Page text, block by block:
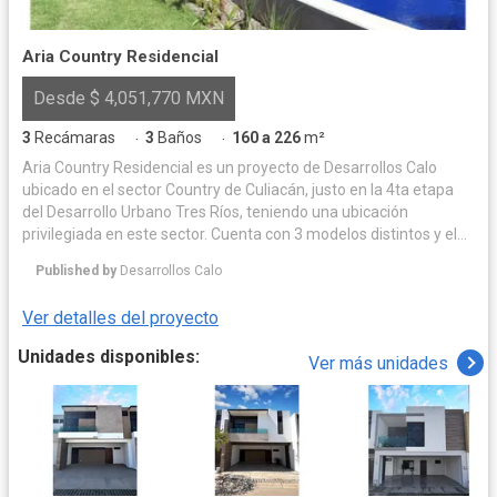
Aria Country Residencial
Desde $ 4,051,770 MXN
3 Recámaras · 3 Baños · 160 a 226m²
Aria Country Residencial es un proyecto de Desarrollos Calo
ubicado en el sector Country de Culiacán, justo en la 4ta etapa
del Desarrollo Urbano Tres Ríos, teniendo una ubicación
privilegiada en este sector. Cuenta con 3 modelos distintos y el
acabados de alta gama, Aria Country se ha convertido en el
emprendedores.
Published by Desarrollos Calo
Ver detalles del proyecto
Unidades disponibles:
Ver más unidades